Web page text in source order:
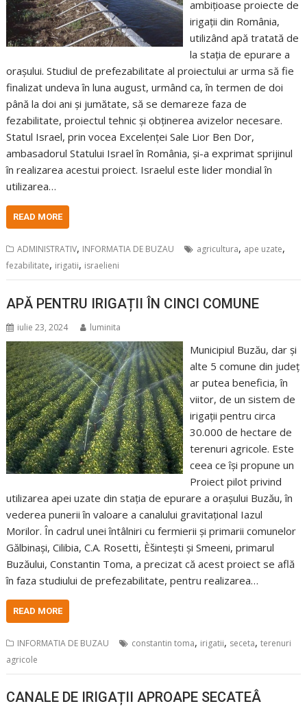
ambițioase proiecte de
irigații din România,
utilizând apă tratată de
la stația de epurare a
orașului. Studiul de prefezabilitate al proiectului ar urma să fie
finalizat undeva în luna august, urmând ca, în termen de doi
până la doi ani și jumătate, să se demareze faza de
fezabilitate, proiectul tehnic și obținerea avizelor necesare.
Statul Israel, prin vocea Excelenței Sale Lior Ben Dor,
ambasadorul Statului Israel în România, și-a exprimat sprijinul
în realizarea acestui proiect. Israelul este lider mondial în
utilizarea…
READ MORE
ADMINISTRATIV, INFORMATIA DE BUZAU agricultura, ape uzate,
fezabilitate, irigatii, israelieni
APĂ PENTRU IRIGAȚII ÎN CINCI COMUNE
iulie 23, 2024 luminita
Municipiul Buzău, dar și
alte 5 comune din județ
ar putea beneficia, în
viitor, de un sistem de
irigații pentru circa
30.000 de hectare de
terenuri agricole. Este
ceea ce își propune un
Proiect pilot privind
utilizarea apei uzate din stația de epurare a orașului Buzău, în
vederea punerii în valoare a canalului gravitațional Iazul
Morilor. În cadrul unei întâlniri cu fermierii și primarii comunelor
Gălbinași, Cilibia, C.A. Rosetti, Èšintești și Smeeni, primarul
Buzăului, Constantin Toma, a precizat că acest proiect se află
în faza studiului de prefezabilitate, pentru realizarea…
READ MORE
INFORMATIA DE BUZAU constantin toma, irigatii, seceta,terenuri
agricole
CANALE DE IRIGAȚII APROAPE SECATEÂ